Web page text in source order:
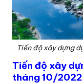
Tiến độ xây dựng
Tiến độ xây
tháng 10/